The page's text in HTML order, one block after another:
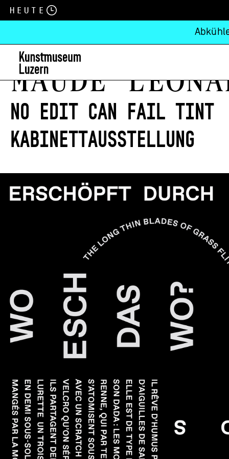
Heute
Maude
No Edit Can Fail Tint
Kabinettausstellung